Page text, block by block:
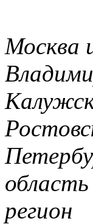
Москва
область
регион